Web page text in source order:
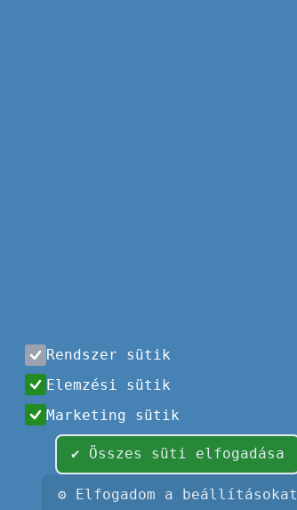
Rendszer sütik
Elemzési sütik
Marketing sütik
✔ Összes süti elfogadása
⚙ Elfogadom a beállításokat